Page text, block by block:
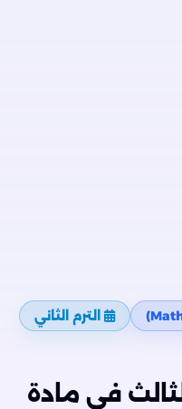
الترم الثاني
في مادة